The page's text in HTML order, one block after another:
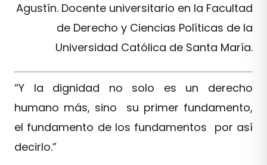
Agustín. Docente universitario en la Facultad
de Derecho y Ciencias Políticas de la
Universidad Católica de Santa María.
“Y la dignidad no solo es un derecho
humano más, sino su primer fundamento,
el fundamento de los fundamentos por así
decirlo.”